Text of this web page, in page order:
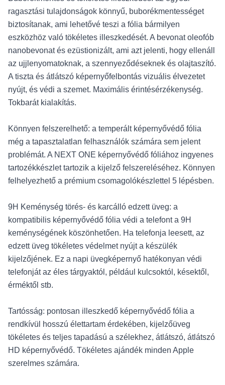
ragasztási tulajdonságok könnyű, buborékmentességet
biztosítanak, ami lehetővé teszi a fólia bármilyen
eszközhöz való tökéletes illeszkedését. A bevonat oleofób
nanobevonat és ezüstionizált, ami azt jelenti, hogy ellenáll
az ujjlenyomatoknak, a szennyeződéseknek és olajtaszító.
A tiszta és átlátszó képernyőfelbontás vizuális élvezetet
nyújt, és védi a szemet. Maximális érintésérzékenység.
Tokbarát kialakítás.
Könnyen felszerelhető: a temperált képernyővédő fólia
még a tapasztalatlan felhasználók számára sem jelent
problémát. A NEXT ONE képernyővédő fóliához ingyenes
tartozékkészlet tartozik a kijelző felszereléséhez. Könnyen
felhelyezhető a prémium csomagolókészlettel 5 lépésben.
9H Keménység törés- és karcálló edzett üveg: a
kompatibilis képernyővédő fólia védi a telefont a 9H
keménységének köszönhetően. Ha telefonja leesett, az
edzett üveg tökéletes védelmet nyújt a készülék
kijelzőjének. Ez a napi üvegképernyő hatékonyan védi
telefonját az éles tárgyaktól, például kulcsoktól, késektől,
érméktől stb.
Tartósság: pontosan illeszkedő képernyővédő fólia a
rendkívül hosszú élettartam érdekében, kijelzőüveg
tökéletes és teljes tapadású a szélekhez, átlátszó, átlátszó
HD képernyővédő. Tökéletes ajándék minden Apple
szerelmes számára.